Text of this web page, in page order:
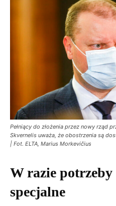
Pełniący do złożenia przez nowy rząd
Skvernelis uważa, że obostrzenia są
| Fot. ELTA, Marius Morkevičius
W razie potrzeby
specjalne